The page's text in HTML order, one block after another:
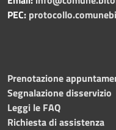
PEC:
Prenotazione
Segnalazione disservizio
Leggi le FAQ
Richiesta di assistenza